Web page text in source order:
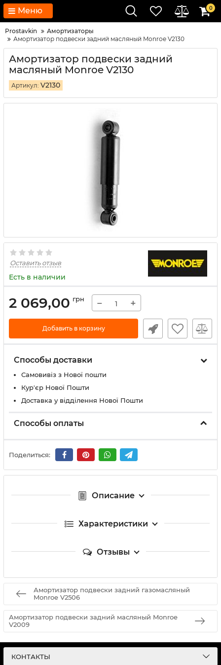
Меню 0
Prostavkin
Амортизаторы
Амортизатор подвески задний масляный Monroe V2130
Амортизатор подвески задний
масляный Monroe V2130
Артикул: V2130
Оставить отзыв
Есть в наличии
2 069,00 грн − +
Добавить в корзину
Способы доставки
Самовивіз з Нової пошти
Кур'єр Нової Пошти
Доставка у відділення Нової Пошти
Способы оплаты
Поделиться:
Описание
Характеристики
Отзывы
Амортизатор подвески задний газомасляный
Monroe V2506
Амортизатор подвески задний масляный Monroe
V2009
КОНТАКТЫ